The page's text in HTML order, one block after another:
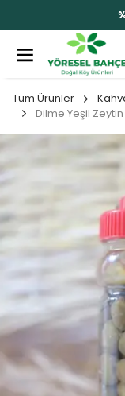
Tüm Ürünler
Dilme Yeşil